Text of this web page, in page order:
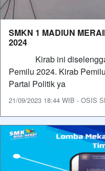
SMKN 1 MADIUN
2024
Kirab ini
Pemilu 2024. Kirab
Partai Politik ya
21/09/2023 18:44 WIB - OSIS